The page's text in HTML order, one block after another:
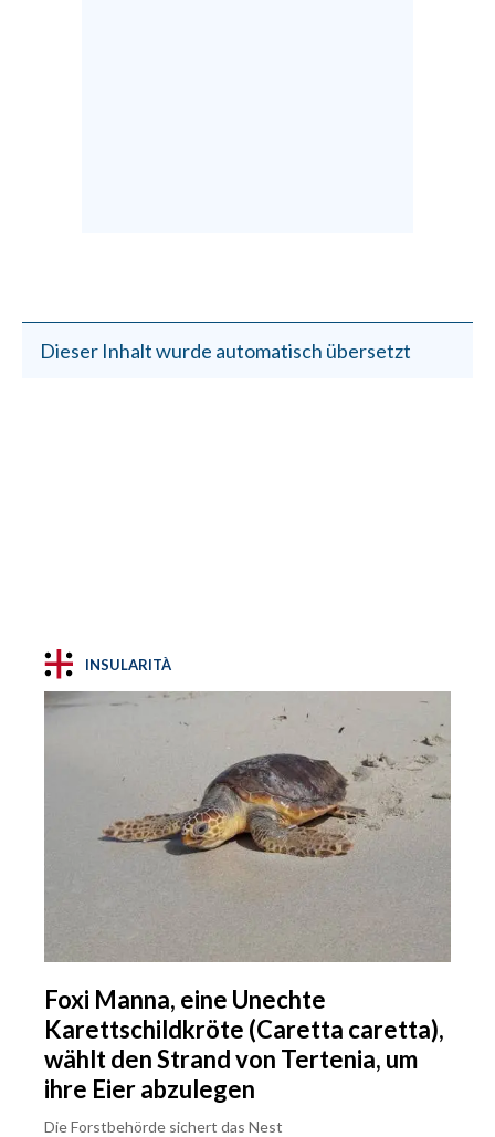
Dieser Inhalt wurde automatisch übersetzt
INSULARITÀ
Foxi Manna, eine Unechte
Karettschildkröte (Caretta caretta),
wählt den Strand von Tertenia, um
ihre Eier abzulegen
Die Forstbehörde sichert das Nest